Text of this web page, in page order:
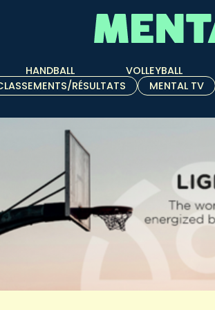
HANDBALL VOLLEYBALL
RÉSULTATS
MENTAL TV